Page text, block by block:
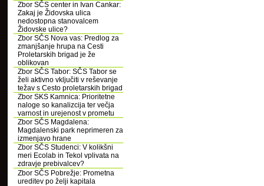
Zbor SČS center in Ivan Cankar:
Zakaj je Židovska ulica
nedostopna stanovalcem
Židovske ulice?
Zbor SČS Nova vas: Predlog za
zmanjšanje hrupa na Cesti
Proletarskih brigad je že
oblikovan
Zbor SČS Tabor: SČS Tabor se
želi aktivno vključiti v reševanje
težav s Cesto proletarskih brigad
Zbor SKS Kamnica: Prioritetne
naloge so kanalizcija ter večja
varnost in urejenost v prometu
Zbor SČS Magdalena:
Magdalenski park neprimeren za
izmenjavo hrane
Zbor SČS Studenci: V kolikšni
meri Ecolab in Tekol vplivata na
zdravje prebivalcev?
Zbor SČS Pobrežje: Prometna
ureditev po želji kapitala